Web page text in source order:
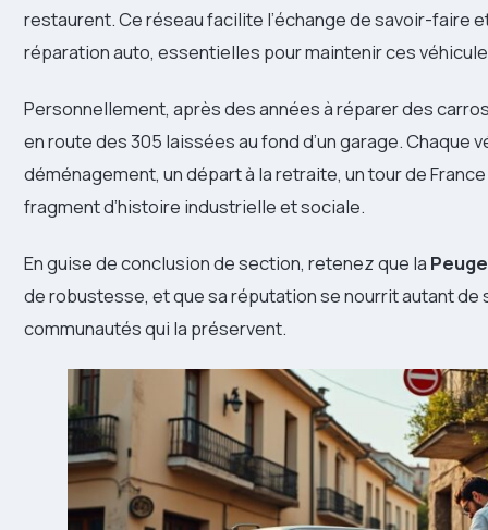
restaurent. Ce réseau facilite l’échange de savoir-faire
réparation auto, essentielles pour maintenir ces
Personnellement, après des années à réparer des
en route des 305 laissées au fond d’un garage. Chaque
déménagement, un départ à la retraite, un tour de
fragment d’histoire industrielle et sociale.
En guise de conclusion de section, retenez que la
de robustesse, et que sa réputation se nourrit autant
communautés qui la préservent.